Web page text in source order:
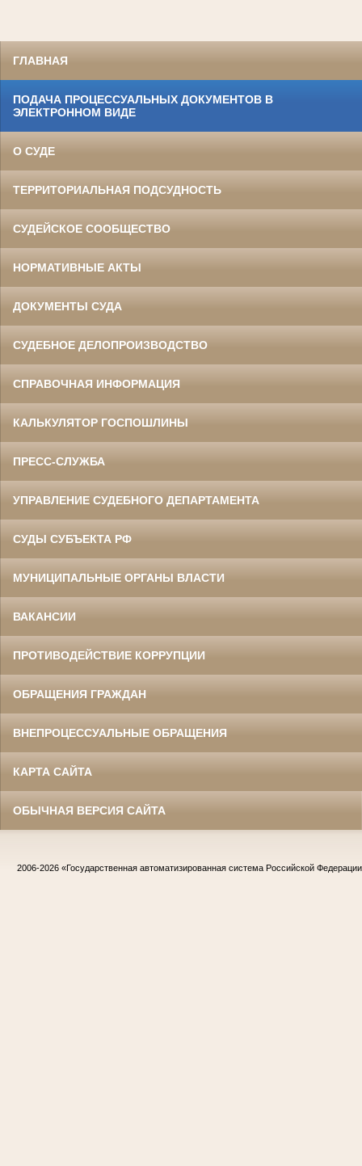
ГЛАВНАЯ
ПОДАЧА ПРОЦЕССУАЛЬНЫХ ДОКУМЕНТОВ В
ЭЛЕКТРОННОМ ВИДЕ
О СУДЕ
ТЕРРИТОРИАЛЬНАЯ ПОДСУДНОСТЬ
СУДЕЙСКОЕ СООБЩЕСТВО
НОРМАТИВНЫЕ АКТЫ
ДОКУМЕНТЫ СУДА
СУДЕБНОЕ ДЕЛОПРОИЗВОДСТВО
СПРАВОЧНАЯ ИНФОРМАЦИЯ
КАЛЬКУЛЯТОР ГОСПОШЛИНЫ
ПРЕСС-СЛУЖБА
УПРАВЛЕНИЕ СУДЕБНОГО ДЕПАРТАМЕНТА
СУДЫ СУБЪЕКТА РФ
МУНИЦИПАЛЬНЫЕ ОРГАНЫ ВЛАСТИ
ВАКАНСИИ
ПРОТИВОДЕЙСТВИЕ КОРРУПЦИИ
ОБРАЩЕНИЯ ГРАЖДАН
ВНЕПРОЦЕССУАЛЬНЫЕ ОБРАЩЕНИЯ
КАРТА САЙТА
ОБЫЧНАЯ ВЕРСИЯ САЙТА
2006-2026 «Государственная автоматизированная система Российской